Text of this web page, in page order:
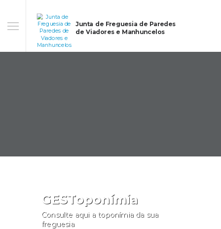
Junta de Freguesia de Paredes
de Viadores e Manhuncelos
GESToponímia
Consulte aqui a toponímia da sua
freguesia